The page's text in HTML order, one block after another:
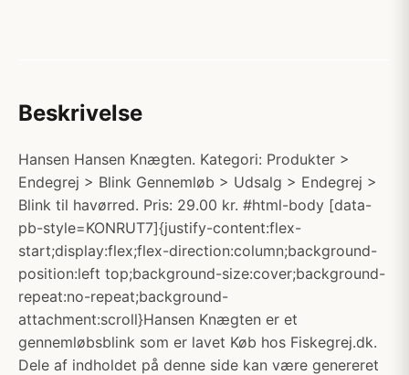
Beskrivelse
Hansen Hansen Knægten. Kategori: Produkter >
Endegrej > Blink Gennemløb > Udsalg > Endegrej >
Blink til havørred. Pris: 29.00 kr. #html-body [data-
pb-style=KONRUT7]{justify-content:flex-
start;display:flex;flex-direction:column;background-
position:left top;background-size:cover;background-
repeat:no-repeat;background-
attachment:scroll}Hansen Knægten er et
gennemløbsblink som er lavet Køb hos Fiskegrej.dk.
Dele af indholdet på denne side kan være genereret